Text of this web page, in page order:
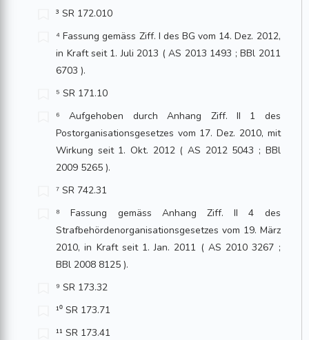
³ SR 172.010
⁴ Fassung gemäss Ziff. I des BG vom 14. Dez. 2012,
in Kraft seit 1. Juli 2013 ( AS 2013 1493 ; BBl 2011
6703 ).
⁵ SR 171.10
⁶ Aufgehoben durch Anhang Ziff. II 1 des
Postorganisationsgesetzes vom 17. Dez. 2010, mit
Wirkung seit 1. Okt. 2012 ( AS 2012 5043 ; BBl
2009 5265 ).
⁷ SR 742.31
⁸ Fassung gemäss Anhang Ziff. II 4 des
Strafbehördenorganisationsgesetzes vom 19. März
2010, in Kraft seit 1. Jan. 2011 ( AS 2010 3267 ;
BBl 2008 8125 ).
⁹ SR 173.32
¹⁰ SR 173.71
¹¹ SR 173.41